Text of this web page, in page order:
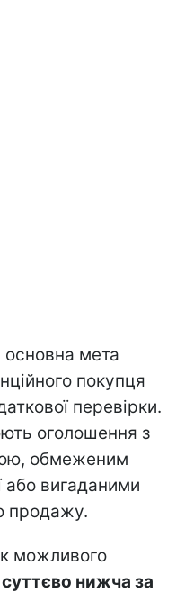
основна мета
покупця
перевірки.
оголошення з
обмеженим
або вигаданими
продажу.
можливого
суттєво нижча за